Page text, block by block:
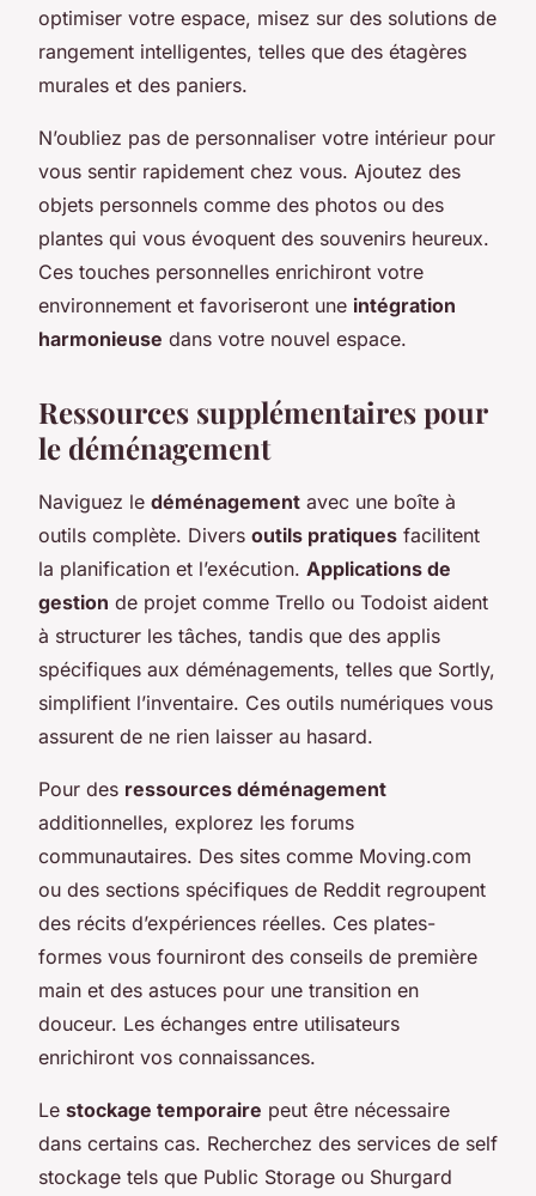
optimiser votre espace, misez sur des solutions de
rangement intelligentes, telles que des étagères
murales et des paniers.
N’oubliez pas de personnaliser votre intérieur pour
vous sentir rapidement chez vous. Ajoutez des
objets personnels comme des photos ou des
plantes qui vous évoquent des souvenirs heureux.
Ces touches personnelles enrichiront votre
environnement et favoriseront une intégration
harmonieuse dans votre nouvel espace.
Ressources supplémentaires pour
le déménagement
Naviguez le déménagement avec une boîte à
outils complète. Divers outils pratiques facilitent
la planification et l’exécution. Applications de
gestion de projet comme Trello ou Todoist aident
à structurer les tâches, tandis que des applis
spécifiques aux déménagements, telles que Sortly,
simplifient l’inventaire. Ces outils numériques vous
assurent de ne rien laisser au hasard.
Pour des ressources déménagement
additionnelles, explorez les forums
communautaires. Des sites comme Moving.com
ou des sections spécifiques de Reddit regroupent
des récits d’expériences réelles. Ces plates-
formes vous fourniront des conseils de première
main et des astuces pour une transition en
douceur. Les échanges entre utilisateurs
enrichiront vos connaissances.
Le stockage temporaire peut être nécessaire
dans certains cas. Recherchez des services de self
stockage tels que Public Storage ou Shurgard